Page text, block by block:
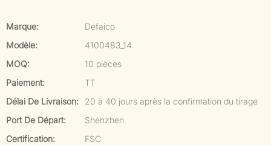
Marque:
Defaico
Modèle:
4100483_14
MOQ:
10 pièces
Paiement:
TT
Délai De Livraison:
20 à 40 jours après la confirmation du tirage
Port De Départ:
Shenzhen
Certification:
FSC